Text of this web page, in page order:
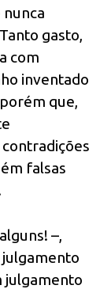
nunca
gasto,
com
inventado
que,
falsas
–,
julgamento